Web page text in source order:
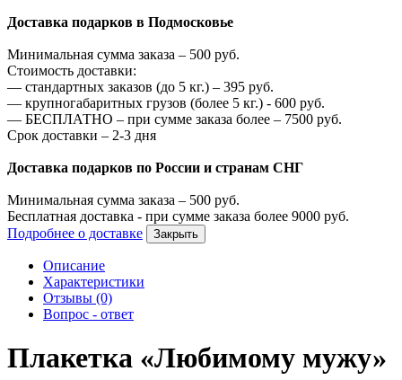
Доставка подарков в Подмосковье
Минимальная сумма заказа – 500 руб.
Стоимость доставки:
— стандартных заказов (до 5 кг.) – 395 руб.
— крупногабаритных грузов (более 5 кг.) - 600 руб.
— БЕСПЛАТНО – при сумме заказа более – 7500 руб.
Срок доставки – 2-3 дня
Доставка подарков по России и странам СНГ
Минимальная сумма заказа – 500 руб.
Бесплатная доставка - при сумме заказа более 9000 руб.
Подробнее о доставке
Закрыть
Описание
Характеристики
Отзывы (0)
Вопрос - ответ
Плакетка «Любимому мужу»